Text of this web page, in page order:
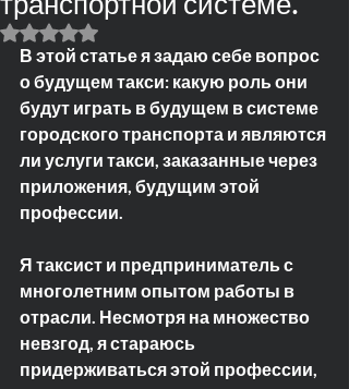
Оценка: не число из 5 звезд.
В этой статье я задаю себе вопрос
о будущем такси: какую роль они
будут играть в будущем в системе
городского транспорта и являются
ли услуги такси, заказанные через
приложения, будущим этой
профессии.
Я таксист и предприниматель с
многолетним опытом работы в
отрасли. Несмотря на множество
невзгод, я стараюсь
придерживаться этой профессии,